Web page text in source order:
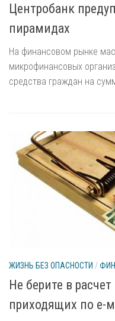
Центробанк
пирамидах
На финансовом рынке
микрофинансовых
средства граждан на
ЖИЗНЬ БЕЗ ОПАСНОСТИ /
Не берите в
приходящих по е-